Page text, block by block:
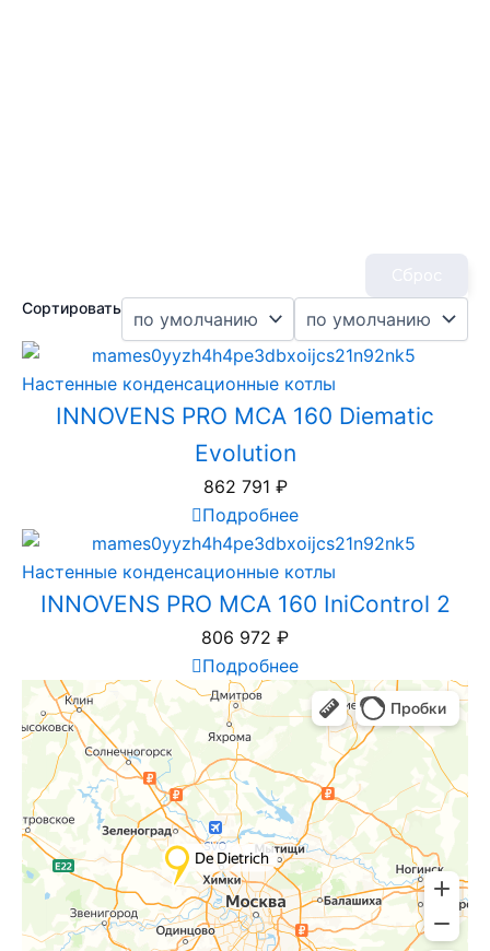
Сортировать
Настенные конденсационные котлы
INNOVENS PRO MCA 160 Diematic
Evolution
862 791 ₽
Подробнее
Настенные конденсационные котлы
INNOVENS PRO MCA 160 IniControl 2
806 972 ₽
Подробнее